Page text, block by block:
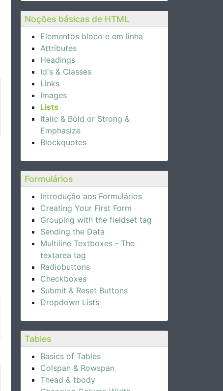
Noções básicas de HTML
Elementos bloco e em linha
Attributes
Headings
Id's & Classes
Links
Images
Lists
Italic & Bold or Strong &
Emphasize
Blockquotes
Formulários
Introdução aos Formulários
Creating Your First Form
Grouping with the fieldset tag
Sending the Data
Multiline Textboxes - The
textarea tag
Radiobuttons
Checkboxes
Submit & Reset Buttons
Dropdown Lists
Tables
Basics of Tables
Colspan & Rowspan
Thead & tbody